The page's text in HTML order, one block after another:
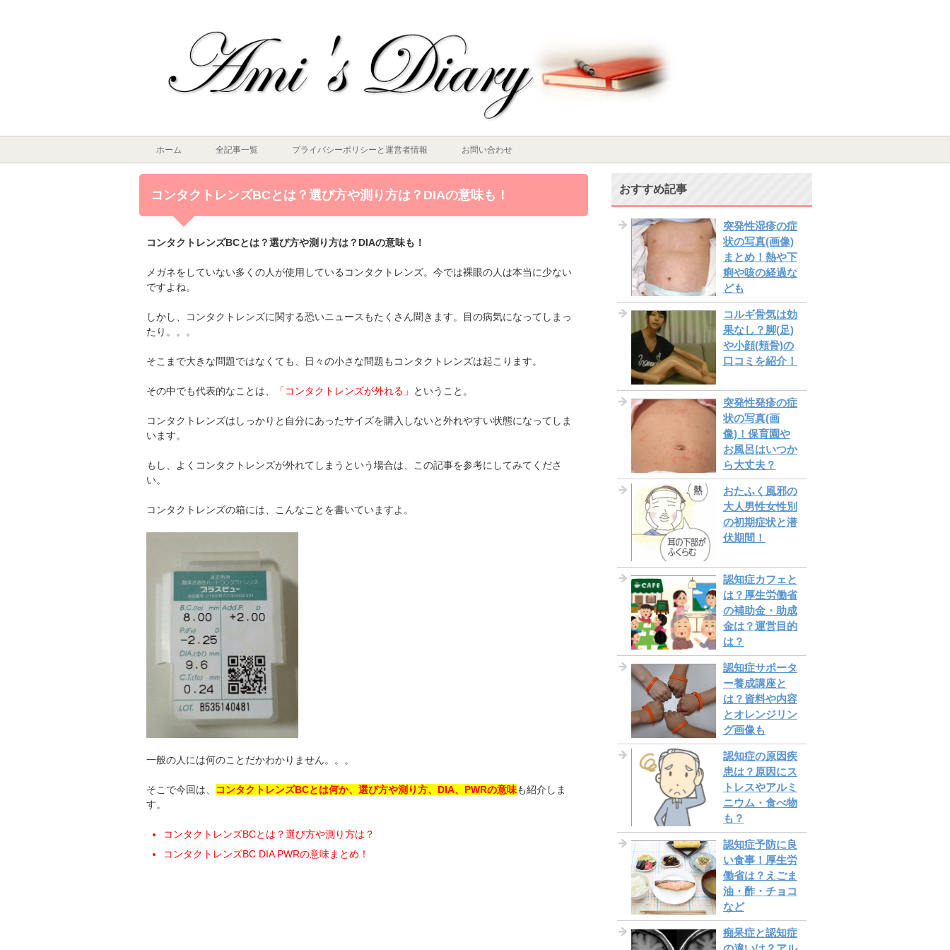
ホーム 全記事一覧 プライバシーポリシーと運営者情報 お問い合わせ
コンタクトレンズBCとは？選び方や測り方は？DIAの意味も！
コンタクトレンズBCとは？選び方や測り方は？DIAの意味も！
メガネをしていない多くの人が使用しているコンタクトレンズ。今では裸眼の人は本当に少ない
ですよね。
しかし、コンタクトレンズに関する恐いニュースもたくさん聞きます。目の病気になってしまっ
たり。。。
そこまで大きな問題ではなくても、日々の小さな問題もコンタクトレンズは起こります。
その中でも代表的なことは、 「コンタクトレンズが外れる」 ということ。
コンタクトレンズはしっかりと自分にあったサイズを購入しないと外れやすい状態になってしま
います。
もし、よくコンタクトレンズが外れてしまうという場合は、この記事を参考にしてみてくださ
い。
コンタクトレンズの箱には、こんなことを書いていますよ。
一般の人には何のことだかわかりません。。。
そこで今回は、 コンタクトレンズBCとは何か、選び方や測り方、DIA、PWRの意味も紹介しま
す。
コンタクトレンズBCとは？選び方や測り方は？
コンタクトレンズBC DIA PWRの意味まとめ！
おすすめ記事
突発性湿疹の症
状の写真(画像)
まとめ！熱や下
痢や咳の経過な
ども
コルギ骨気は効
果なし？脚(足)
や小顔(頬骨)の
口コミを紹介！
突発性発疹の症
状の写真(画
像)！保育園や
お風呂はいつか
ら大丈夫？
おたふく風邪の
大人男性女性別
の初期症状と潜
伏期間！
認知症カフェと
は？厚生労働省
の補助金・助成
金は？運営目的
は？
認知症サポータ
ー養成講座と
は？資料や内容
とオレンジリン
グ画像も
認知症の原因疾
患は？原因にス
トレスやアルミ
ニウム・食べ物
も？
認知症予防に良
い食事！厚生労
働省は？えごま
油・酢・チョコ
など
痴呆症と認知症